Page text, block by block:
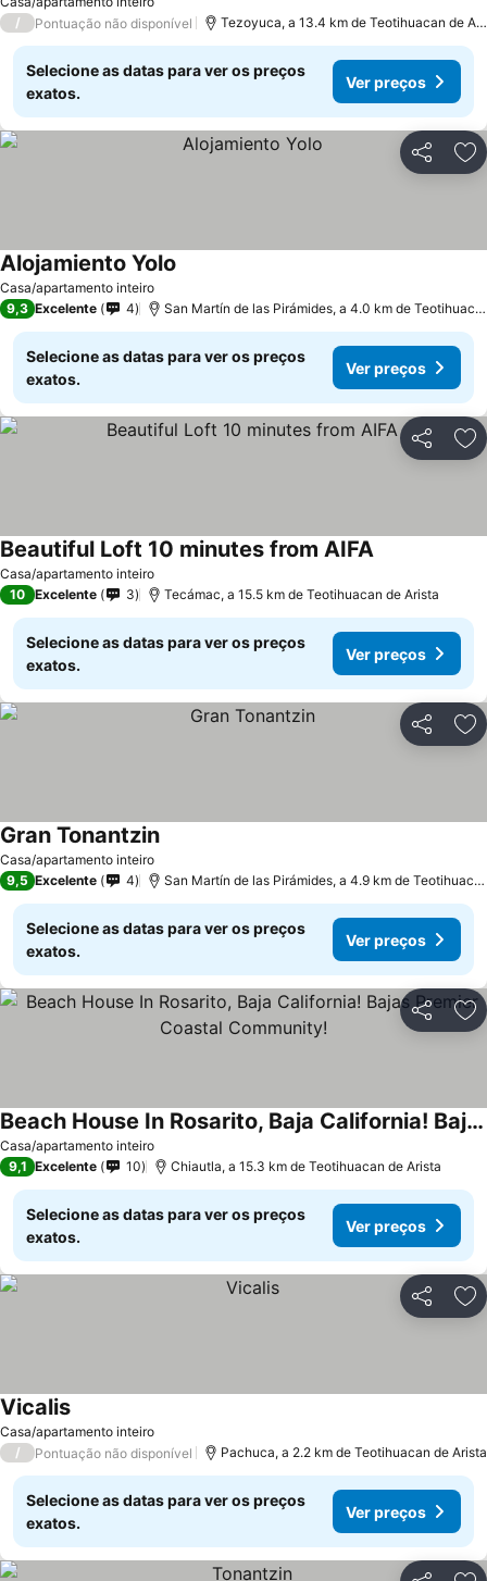
/ Pontuação não disponível Tezoyuca, a 13.4 km de Teotihuacan de
Selecione as datas para ver os preços
exatos.
Ver preços
Partilhar
Casa/apartamento inteiro
Alojamiento Yolo
9,3 Excelente 4 San Martín de las Pirámides, a 4.0 km de
Selecione as datas para ver os preços
exatos.
Ver preços
Partilhar
Casa/apartamento inteiro
Beautiful Loft 10 minutes from AIFAVer preços
10 Excelente 3 Tecámac, a 15.5 km de Teotihuacan de Arista
Selecione as datas para ver os preços
exatos.
Ver preços
Partilhar
Casa/apartamento inteiro
Gran TonantzinVer preços
9,5 Excelente 4 San Martín de las Pirámides, a 4.9 km de
Selecione as datas para ver os preços
exatos.
Ver preços
Partilhar
Casa/apartamento inteiro
Beach House In Rosarito, Baja California! Bajas Premier Coastal Community!
Ver preços
9,1 Excelente 10 Chiautla, a 15.3 km de Teotihuacan de Arista
Selecione as datas para ver os preços
exatos.
Ver preços
Partilhar
Casa/apartamento inteiro
VicalisVer preços
/ Pontuação não disponível Pachuca, a 2.2 km de Teotihuacan de Arista
Selecione as datas para ver os preços
exatos.
Ver preços